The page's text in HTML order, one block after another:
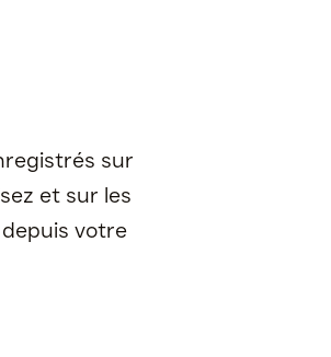
sur
et sur les
votre